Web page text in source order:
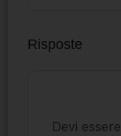
Risposte
Devi essere